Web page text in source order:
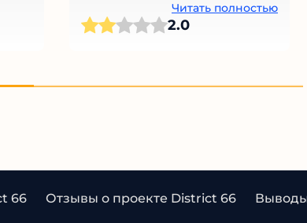
не активна. А каким тогда
образом можно уточнить
Читать полностью
2.0
66 Отзывы о проекте District 66 Выводы